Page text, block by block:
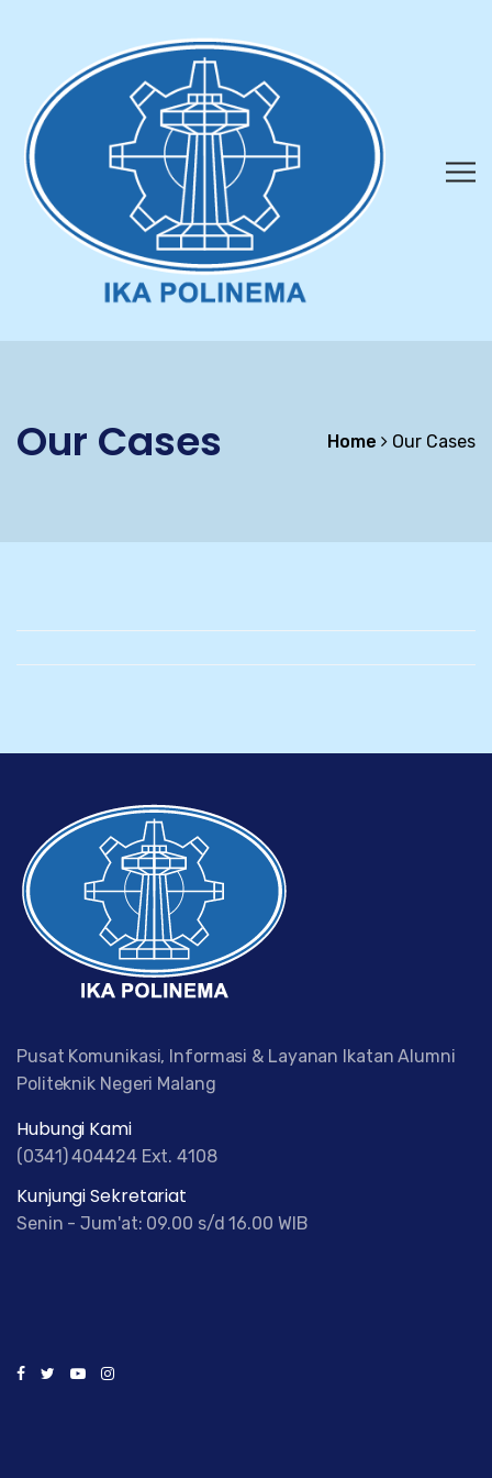
Our Cases Home Our Cases
Pusat Komunikasi, Informasi & Layanan Ikatan Alumni
Politeknik Negeri Malang
Hubungi Kami
(0341) 404424 Ext. 4108
Kunjungi Sekretariat
Senin - Jum'at: 09.00 s/d 16.00 WIB